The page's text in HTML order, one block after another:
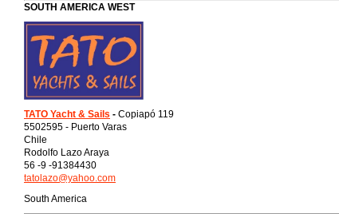
SOUTH AMERICA WEST
TATO Yacht & Sails - Copiapó 119
5502595 - Puerto Varas
Chile
Rodolfo Lazo Araya
56 -9 -91384430
tatolazo@yahoo.com
South America